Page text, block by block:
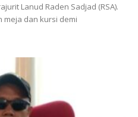
Lanud Raden Sadjad (RSA).
meja dan kursi demi